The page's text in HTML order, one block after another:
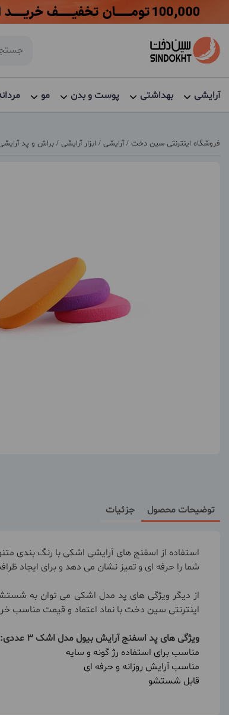
آرایشی بهداشتی پوست و بدن مو
فروشگاه اینترنتی سین دخت / آرایشی / ابزار آرایشی / براش و پد
توضیحات محصول جزئیات
شما را حرفه ای و تمیز نشان می دهد و برای ایجاد
اینترنتی سین دخت با نماد اعتماد و قیمت مناسب
ویژگی های پد اسفنج آرایش بیول مدل اشک 3 عددی:
مناسب برای استفاده رژ گونه و سایه
مناسب آرایش روزانه و حرفه ای
قابل شستشو